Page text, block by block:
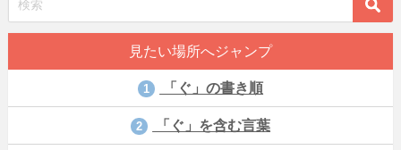
見たい場所へジャンプ
1 「ぐ」の書き順
2 「ぐ」を含む言葉